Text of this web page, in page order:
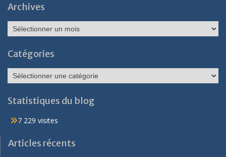
Archives
Archives
Catégories
Catégories
Statistiques du blog
7 229 visites
Articles récents